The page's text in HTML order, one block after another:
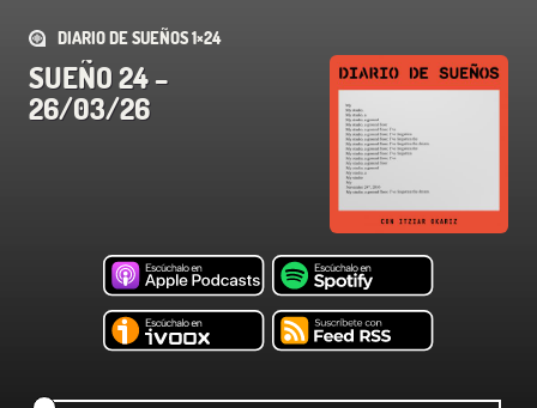
DIARIO DE SUEÑOS 1×24
SUEÑO 24 –
26/03/26